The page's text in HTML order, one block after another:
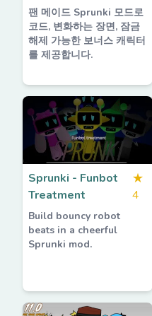
팬 메이드 Sprunki 모드로
코드, 변화하는 장면, 잠금
해제 가능한 보너스 캐릭터
를 제공합니다.
Sprunki - Funbot
Treatment
★
4
Build bouncy robot
beats in a cheerful
Sprunki mod.